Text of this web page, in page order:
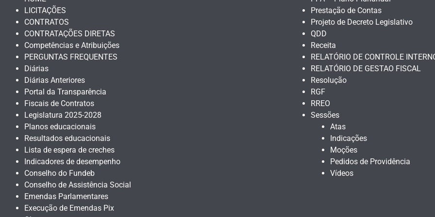
LICITAÇÕES
CONTRATOS
CONTRATAÇÕES DIRETAS
Competências e Atribuições
PERGUNTAS FREQUENTES
Diárias
Diárias Anteriores
Portal da Transparência
Fiscais de Contratos
Legislatura 2025-2028
Planos educacionais
Resultados educacionais
Lista de espera de creches
Indicadores de desempenho
Conselho do Fundeb
Conselho de Assistência Social
Emendas Parlamentares
Execução de Emendas Pix
Prestação de Contas
Projeto de Decreto Legislativo
QDD
Receita
RELATÓRIO DE CONTROLE
RELATÓRIO DE GESTAO FISCAL
Resolução
RGF
RREO
Sessões
Atas
Indicações
Moções
Pedidos de Providência
Vídeos